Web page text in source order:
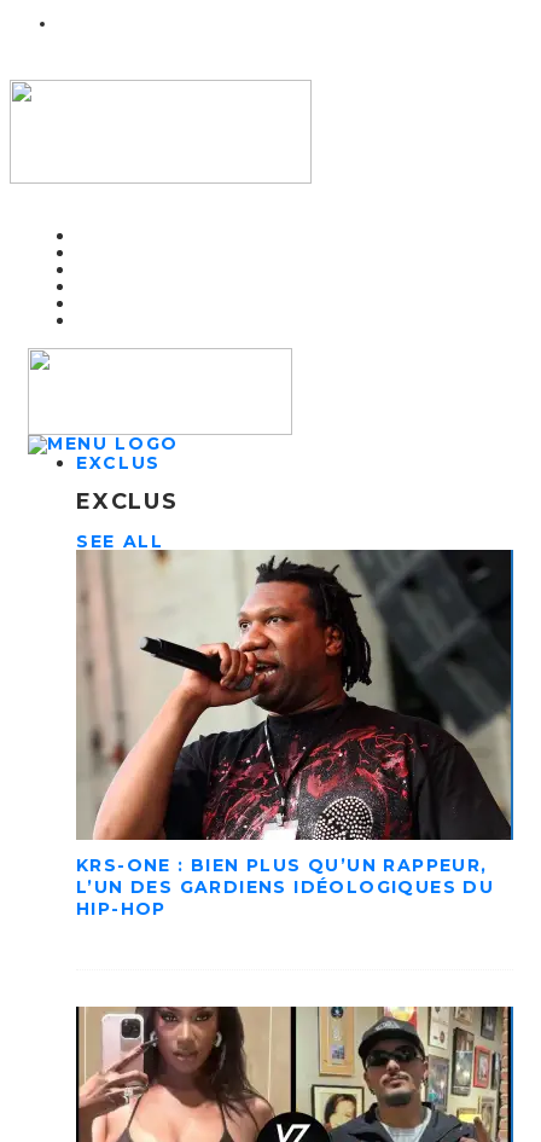
EXCLUS
EXCLUS
SEE ALL
KRS-ONE : BIEN PLUS QU’UN RAPPEUR,
L’UN DES GARDIENS IDÉOLOGIQUES DU
HIP-HOP